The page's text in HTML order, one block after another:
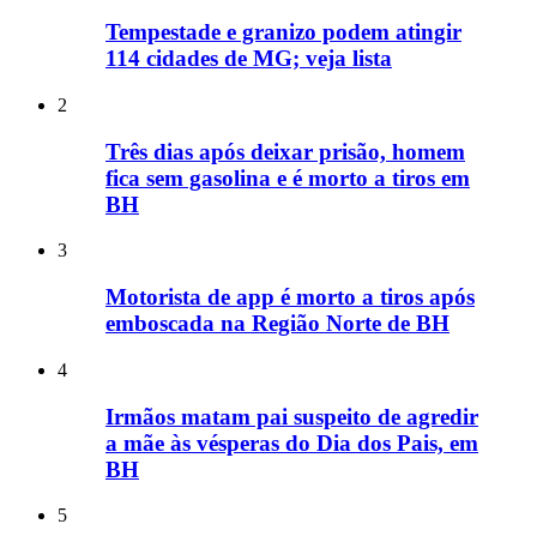
Tempestade e granizo podem atingir
114 cidades de MG; veja lista
2
Três dias após deixar prisão, homem
fica sem gasolina e é morto a tiros em
BH
3
Motorista de app é morto a tiros após
emboscada na Região Norte de BH
4
Irmãos matam pai suspeito de agredir
a mãe às vésperas do Dia dos Pais, em
BH
5